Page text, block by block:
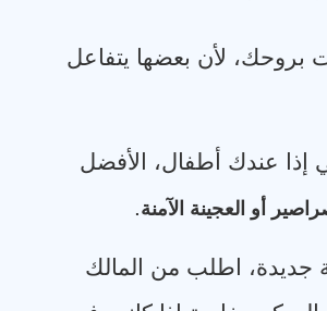
بروحك، لأن بعضها يتفاعل
عندك أطفال، الأفضل
أو العجينة الآمنة.
جديدة، اطلب من المالك